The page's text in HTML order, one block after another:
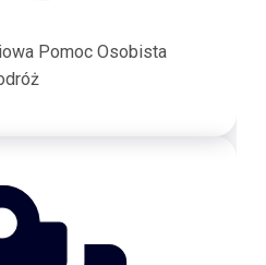
Pomoc Osobista